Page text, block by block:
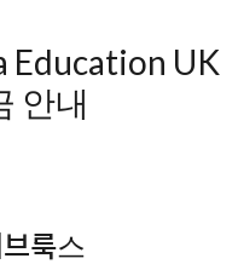
Education UK
안내
룩스